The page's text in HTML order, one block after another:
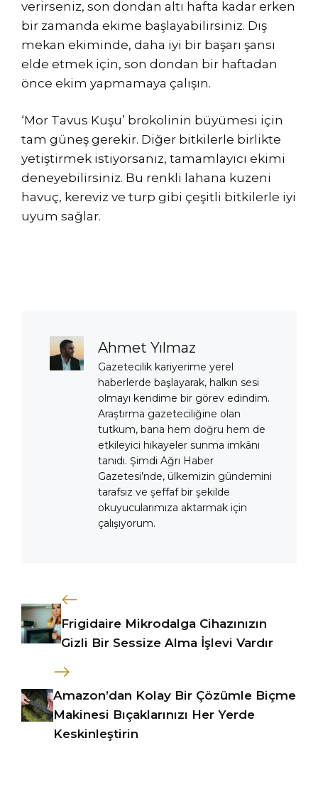
verirseniz, son dondan altı hafta kadar erken
bir zamanda ekime başlayabilirsiniz. Dış
mekan ekiminde, daha iyi bir başarı şansı
elde etmek için, son dondan bir haftadan
önce ekim yapmamaya çalışın.
‘Mor Tavus Kuşu’ brokolinin büyümesi için
tam güneş gerekir. Diğer bitkilerle birlikte
yetiştirmek istiyorsanız, tamamlayıcı ekimi
deneyebilirsiniz. Bu renkli lahana kuzeni
havuç, kereviz ve turp gibi çeşitli bitkilerle iyi
uyum sağlar.
Ahmet Yılmaz
Gazetecilik kariyerime yerel
haberlerde başlayarak, halkın sesi
olmayı kendime bir görev edindim.
Araştırma gazeteciliğine olan
tutkum, bana hem doğru hem de
etkileyici hikayeler sunma imkânı
tanıdı. Şimdi Ağrı Haber
Gazetesi’nde, ülkemizin gündemini
tarafsız ve şeffaf bir şekilde
okuyucularımıza aktarmak için
çalışıyorum.
Frigidaire Mikrodalga Cihazınızın
Gizli Bir Sessize Alma İşlevi Vardır
Amazon’dan Kolay Bir Çözümle Biçme
Makinesi Bıçaklarınızı Her Yerde
Keskinleştirin